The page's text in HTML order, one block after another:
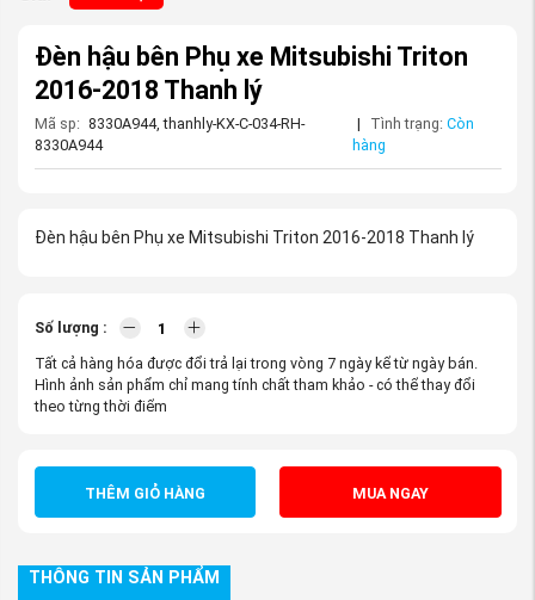
Đèn hậu bên Phụ xe Mitsubishi Triton
2016-2018 Thanh lý
Mã sp: 8330A944, thanhly-KX-C-034-RH-
8330A944
| Tình trạng: Còn
hàng
Đèn hậu bên Phụ xe Mitsubishi Triton 2016-2018 Thanh lý
Số lượng :
Tất cả hàng hóa được đổi trả lại trong vòng 7 ngày kể từ ngày bán.
Hình ảnh sản phẩm chỉ mang tính chất tham khảo - có thể thay đổi
theo từng thời điểm
THÊM GIỎ HÀNG MUA NGAY
THÔNG TIN SẢN PHẨM